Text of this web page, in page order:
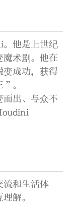
他是上世纪
魔术剧。他在
变成功，获得
。
出、与众不
流和生活体
解。